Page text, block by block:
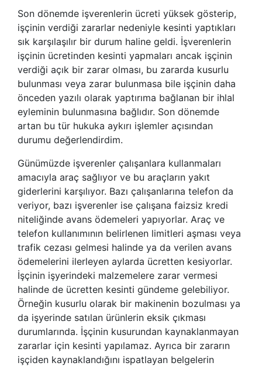
Son dönemde işverenlerin ücreti yüksek gösterip,
işçinin verdiği zararlar nedeniyle kesinti yaptıkları
sık karşılaşılır bir durum haline geldi. İşverenlerin
işçinin ücretinden kesinti yapmaları ancak işçinin
verdiği açık bir zarar olması, bu zararda kusurlu
bulunması veya zarar bulunmasa bile işçinin daha
önceden yazılı olarak yaptırıma bağlanan bir ihlal
eyleminin bulunmasına bağlıdır. Son dönemde
artan bu tür hukuka aykırı işlemler açısından
durumu değerlendirdim.
Günümüzde işverenler çalışanlara kullanmaları
amacıyla araç sağlıyor ve bu araçların yakıt
giderlerini karşılıyor. Bazı çalışanlarına telefon da
veriyor, bazı işverenler ise çalışana faizsiz kredi
niteliğinde avans ödemeleri yapıyorlar. Araç ve
telefon kullanımının belirlenen limitleri aşması veya
trafik cezası gelmesi halinde ya da verilen avans
ödemelerini ilerleyen aylarda ücretten kesiyorlar.
İşçinin işyerindeki malzemelere zarar vermesi
halinde de ücretten kesinti gündeme gelebiliyor.
Örneğin kusurlu olarak bir makinenin bozulması ya
da işyerinde satılan ürünlerin eksik çıkması
durumlarında. İşçinin kusurundan kaynaklanmayan
zararlar için kesinti yapılamaz. Ayrıca bir zararın
işçiden kaynaklandığını ispatlayan belgelerin